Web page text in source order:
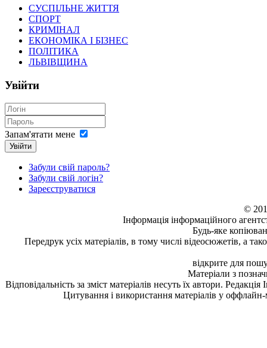
СУСПІЛЬНЕ ЖИТТЯ
СПОРТ
КРИМІНАЛ
ЕКОНОМІКА І БІЗНЕС
ПОЛІТИКА
ЛЬВІВЩИНА
Увійти
Запам'ятати мене
Увійти
Забули свій пароль?
Забули свій логін?
Зареєструватися
©
Інформація інформаційного
Будь-яке
Передрук усіх матеріалів, в тому числі відеосюжетів, а
відкрите для
Матеріали з
Відповідальність за зміст матеріалів несуть їх автори. Редакція
Цитування і використання матеріалів у